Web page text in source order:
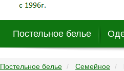
Постельное белье
Постельное белье Семейное